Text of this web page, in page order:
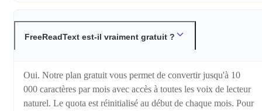
FreeReadText est-il vraiment gratuit ?
Oui. Notre plan gratuit vous permet de convertir jusqu'à 10
000 caractères par mois avec accès à toutes les voix de lecteur
naturel. Le quota est réinitialisé au début de chaque mois. Pour